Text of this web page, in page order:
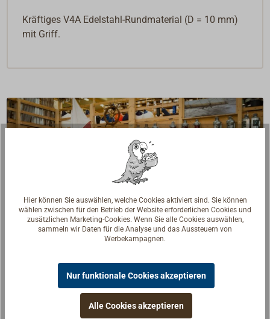
Kräftiges V4A Edelstahl-Rundmaterial (D = 10 mm)
mit Griff.
Fragen zum Artikel?
Reden Sie mit Handwerkern, Bootsbauern und
Seglerinnen. Wir verstehen Ihre Fragen und geben die
Hier können Sie auswählen, welche Cookies aktiviert sind. Sie können
wählen zwischen für den Betrieb der Website erforderlichen Cookies und
zusätzlichen Marketing-Cookies. Wenn Sie alle Cookies auswählen,
sammeln wir Daten für die Analyse und das Aussteuern von
Werbekampagnen.
Nur funktionale Cookies akzeptieren
Alle Cookies akzeptieren